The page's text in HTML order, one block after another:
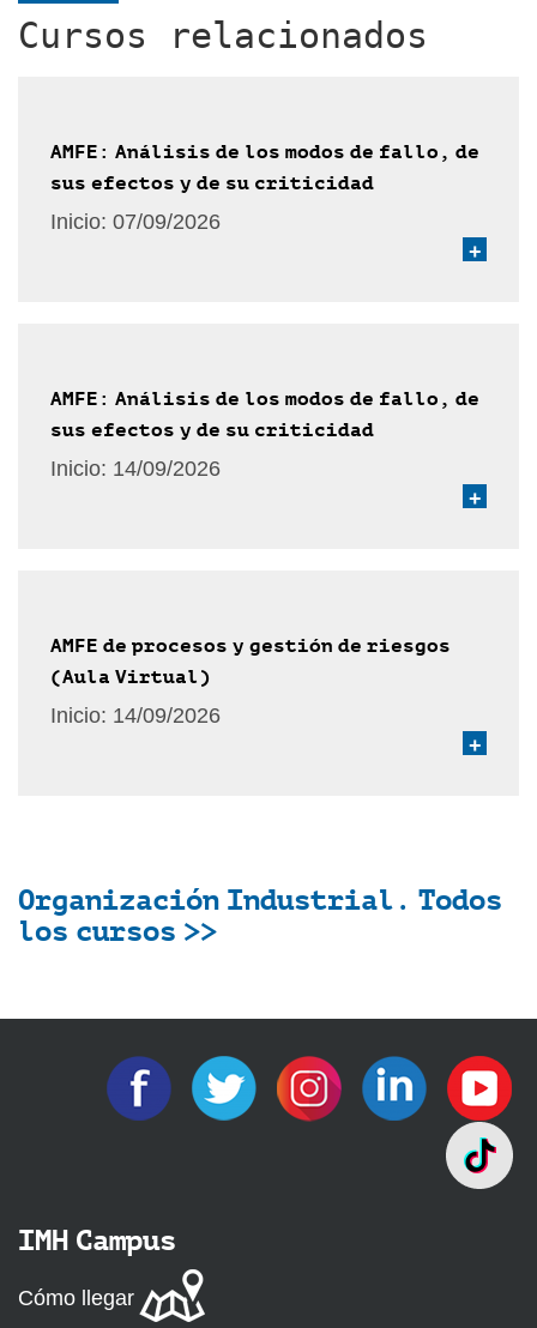
Cursos relacionados
AMFE: Análisis de los modos de fallo, de
sus efectos y de su criticidad
Inicio: 07/09/2026
+
AMFE: Análisis de los modos de fallo, de
sus efectos y de su criticidad
Inicio: 14/09/2026
+
AMFE de procesos y gestión de riesgos
(Aula Virtual)
Inicio: 14/09/2026
+
Organización Industrial. Todos
los cursos >>
IMH Campus
Cómo llegar